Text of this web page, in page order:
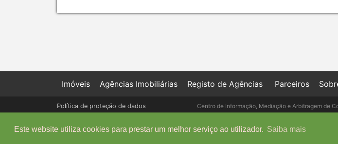
Este website utiliza cookies para prestar um melhor serviço ao utilizador. Saiba mais
Imóveis Agências Imobiliárias Registo de Agências Parceiros
Política de proteção de dados
Livro de Reclamações online
Centro de Informação, Mediação e Arbitragem de
-